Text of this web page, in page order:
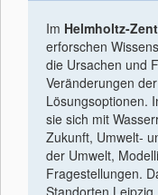
Im Helmholtz-
erforschen
die Ursachen und
Veränderungen
Lösungsoptionen.
sie sich mit
Zukunft, Umwelt-
der Umwelt,
Fragestellungen.